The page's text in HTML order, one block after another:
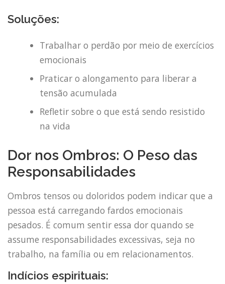
Soluções:
Trabalhar o perdão por meio de exercícios
emocionais
Praticar o alongamento para liberar a
tensão acumulada
Refletir sobre o que está sendo resistido
na vida
Dor nos Ombros: O Peso das
Responsabilidades
Ombros tensos ou doloridos podem indicar que a
pessoa está carregando fardos emocionais
pesados. É comum sentir essa dor quando se
assume responsabilidades excessivas, seja no
trabalho, na família ou em relacionamentos.
Indícios espirituais: